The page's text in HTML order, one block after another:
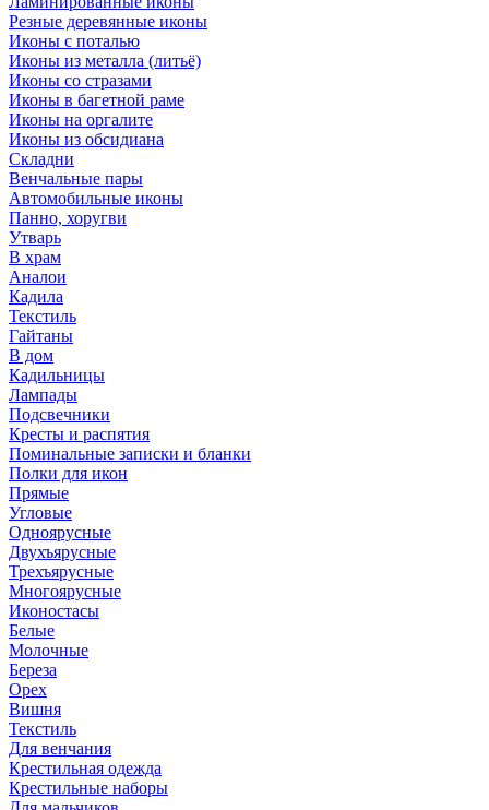
Резные деревянные иконы
Иконы с поталью
Иконы из металла (литьё)
Иконы со стразами
Иконы в багетной раме
Иконы на оргалите
Иконы из обсидиана
Складни
Венчальные пары
Автомобильные иконы
Панно, хоругви
Утварь
В храм
Аналои
Кадила
Текстиль
Гайтаны
В дом
Кадильницы
Лампады
Подсвечники
Кресты и распятия
Поминальные записки и бланки
Полки для икон
Прямые
Угловые
Одноярусные
Двухъярусные
Трехъярусные
Многоярусные
Иконостасы
Белые
Молочные
Береза
Орех
Вишня
Текстиль
Для венчания
Крестильная одежда
Крестильные наборы